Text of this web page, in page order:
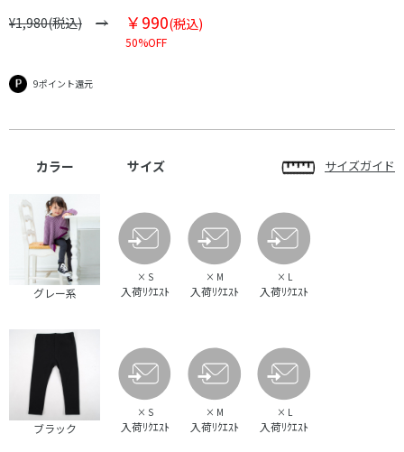
¥1,980(税込) ￥990(税込)
50%OFF
9ポイント還元
カラー サイズ サイズガイド
グレー系
× S
入荷ﾘｸｴｽﾄ
× M
入荷ﾘｸｴｽﾄ
× L
入荷ﾘｸｴｽﾄ
ブラック
× S
入荷ﾘｸｴｽﾄ
× M
入荷ﾘｸｴｽﾄ
× L
入荷ﾘｸｴｽﾄ